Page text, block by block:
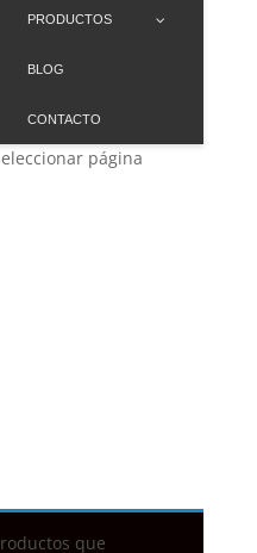
PRODUCTOS
BLOG
CONTACTO
página
que